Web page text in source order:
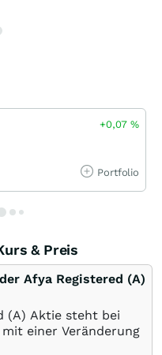
+0,07%
Portfolio
& Preis
Afya Registered (A)
(A) Aktie steht bei
einer Veränderung